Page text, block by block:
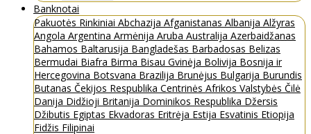
Banknotai
Pakuotės Rinkiniai Abchazija Afganistanas Albanija Alžyras
Angola Argentina Armėnija Aruba Australija Azerbaidžanas
Bahamos Baltarusija Bangladešas Barbadosas Belizas
Bermudai Biafra Birma Bisau Gvinėja Bolivija Bosnija ir
Hercegovina Botsvana Brazilija Brunėjus Bulgarija Burundis
Butanas Čekijos Respublika Centrinės Afrikos Valstybės Čilė
Danija Didžioji Britanija Dominikos Respublika Džersis
Džibutis Egiptas Ekvadoras Eritrėja Estija Esvatinis Etiopija
Fidžis Filipinai